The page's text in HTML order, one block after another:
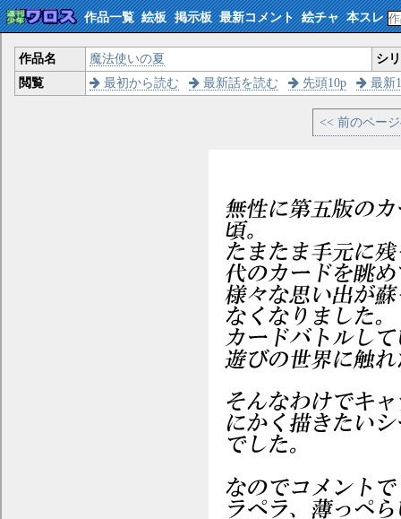
作品一覧 絵板 掲示板 最新コメント 絵チャ 本スレ
作品名 魔法使いの夏
シ
閲覧
最初から読む 最新話を読む 先頭10p 最新
<< 前のペー